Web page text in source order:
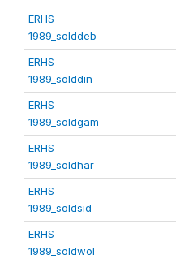
ERHS
1989_solddeb
ERHS
1989_solddin
ERHS
1989_soldgam
ERHS
1989_soldhar
ERHS
1989_soldsid
ERHS
1989_soldwol